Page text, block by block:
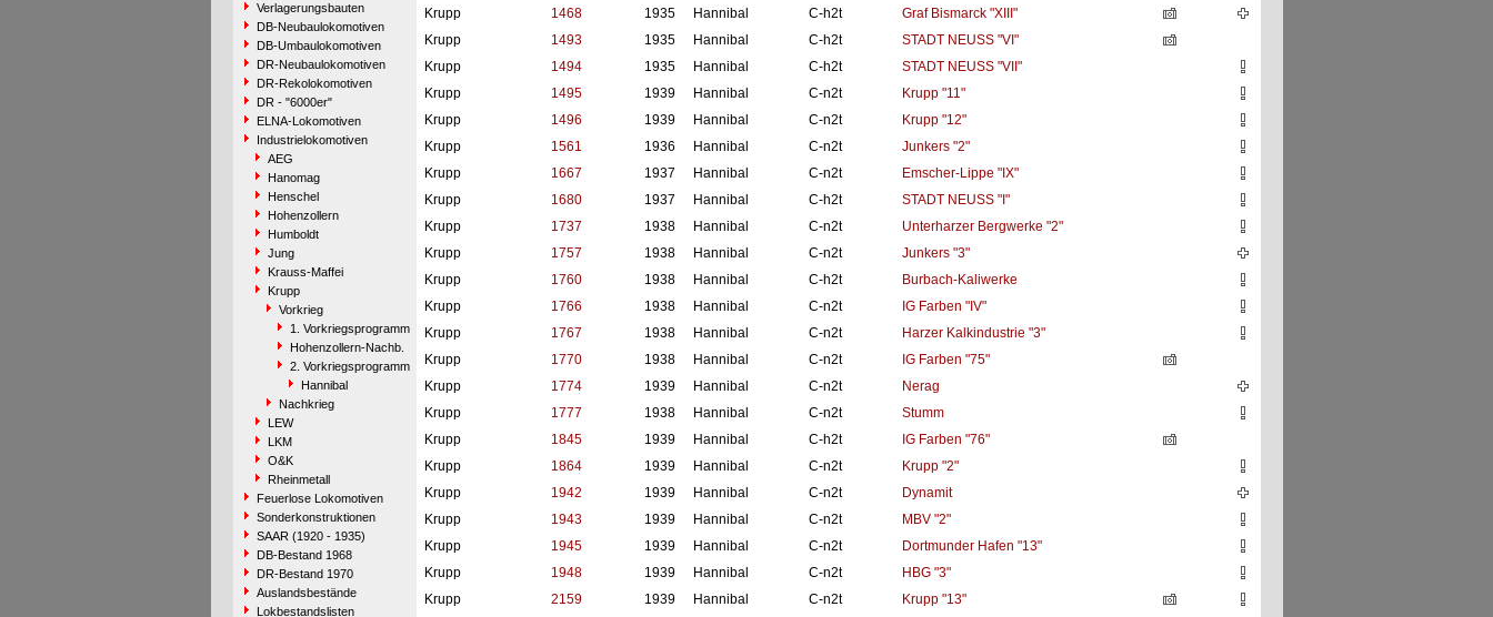
Verlagerungsbauten
DB-Neubaulokomotiven
DB-Umbaulokomotiven
DR-Neubaulokomotiven
DR-Rekolokomotiven
DR - "6000er"
ELNA-Lokomotiven
Industrielokomotiven
AEG
Hanomag
Henschel
Hohenzollern
Humboldt
Jung
Krauss-Maffei
Krupp
Vorkrieg
1. Vorkriegsprogramm
Hohenzollern-Nachb.
2. Vorkriegsprogramm
Hannibal
Nachkrieg
LEW
LKM
O&K
Rheinmetall
Feuerlose Lokomotiven
Sonderkonstruktionen
SAAR (1920 - 1935)
DB-Bestand 1968
DR-Bestand 1970
Auslandsbestände
Lokbestandslisten
Krupp
1468 1935 Hannibal C-h2t
Graf Bismarck "XIII"
Krupp
1493 1935 Hannibal C-h2t
STADT NEUSS "VI"
Krupp
1494 1935 Hannibal C-h2t
STADT NEUSS "VII"
Krupp
1495 1939 Hannibal C-n2t
Krupp "11"
Krupp
1496 1939 Hannibal C-n2t
Krupp "12"
Krupp
1561 1936 Hannibal C-n2t
Junkers "2"
Krupp
1667 1937 Hannibal C-n2t
Emscher-Lippe "IX"
Krupp
1680 1937 Hannibal C-h2t
STADT NEUSS "I"
Krupp
1737 1938 Hannibal C-n2t
Unterharzer Bergwerke "2"
Krupp
1757 1938 Hannibal C-n2t
Junkers "3"
Krupp
1760 1938 Hannibal C-h2t
Burbach-Kaliwerke
Krupp
1766 1938 Hannibal C-n2t
IG Farben "IV"
Krupp
1767 1938 Hannibal C-n2t
Harzer Kalkindustrie "3"
Krupp
1770 1938 Hannibal C-n2t
IG Farben "75"
Krupp
1774 1939 Hannibal C-n2t
Nerag
Krupp
1777 1938 Hannibal C-n2t
Stumm
Krupp
1845 1939 Hannibal C-h2t
IG Farben "76"
Krupp
1864 1939 Hannibal C-n2t
Krupp "2"
Krupp
1942 1939 Hannibal C-n2t
Dynamit
Krupp
1943 1939 Hannibal C-n2t
MBV "2"
Krupp
1945 1939 Hannibal C-n2t
Dortmunder Hafen "13"
Krupp
1948 1939 Hannibal C-n2t
HBG "3"
Krupp
2159 1939 Hannibal C-n2t Krupp "13"